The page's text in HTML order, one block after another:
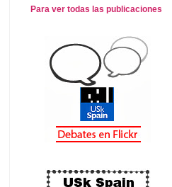
Para ver todas las publicaciones